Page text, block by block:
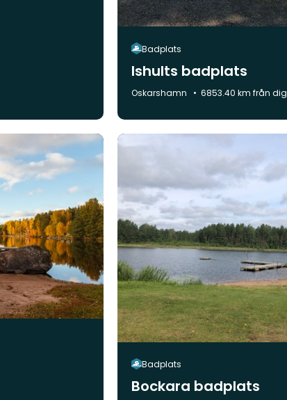
Badplats
Ishults badplats
Kommun:
Oskarshamn 6853.40 km från dig
Badplats
Bockara badplats